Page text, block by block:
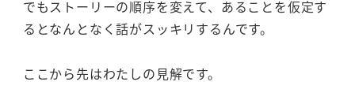
でもストーリーの順序を変えて、あることを仮定す
るとなんとなく話がスッキリするんです。
ここから先はわたしの見解です。